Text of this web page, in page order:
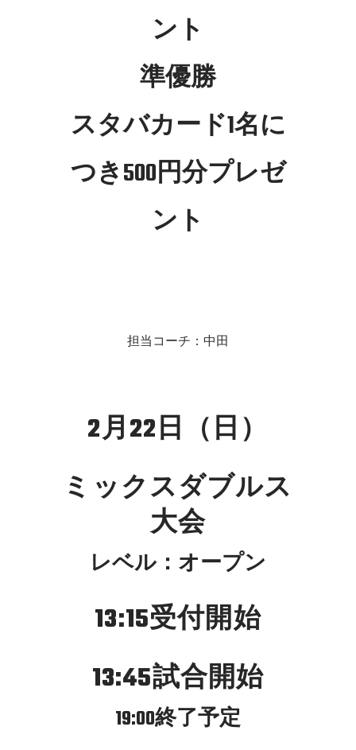
ント
準優勝
スタバカード1名に
つき500円分プレゼ
ント
担当コーチ：中田
2月22日（日）
ミックスダブルス
大会
レベル：オープン
13:15受付開始
13:45試合開始
19:00終了予定